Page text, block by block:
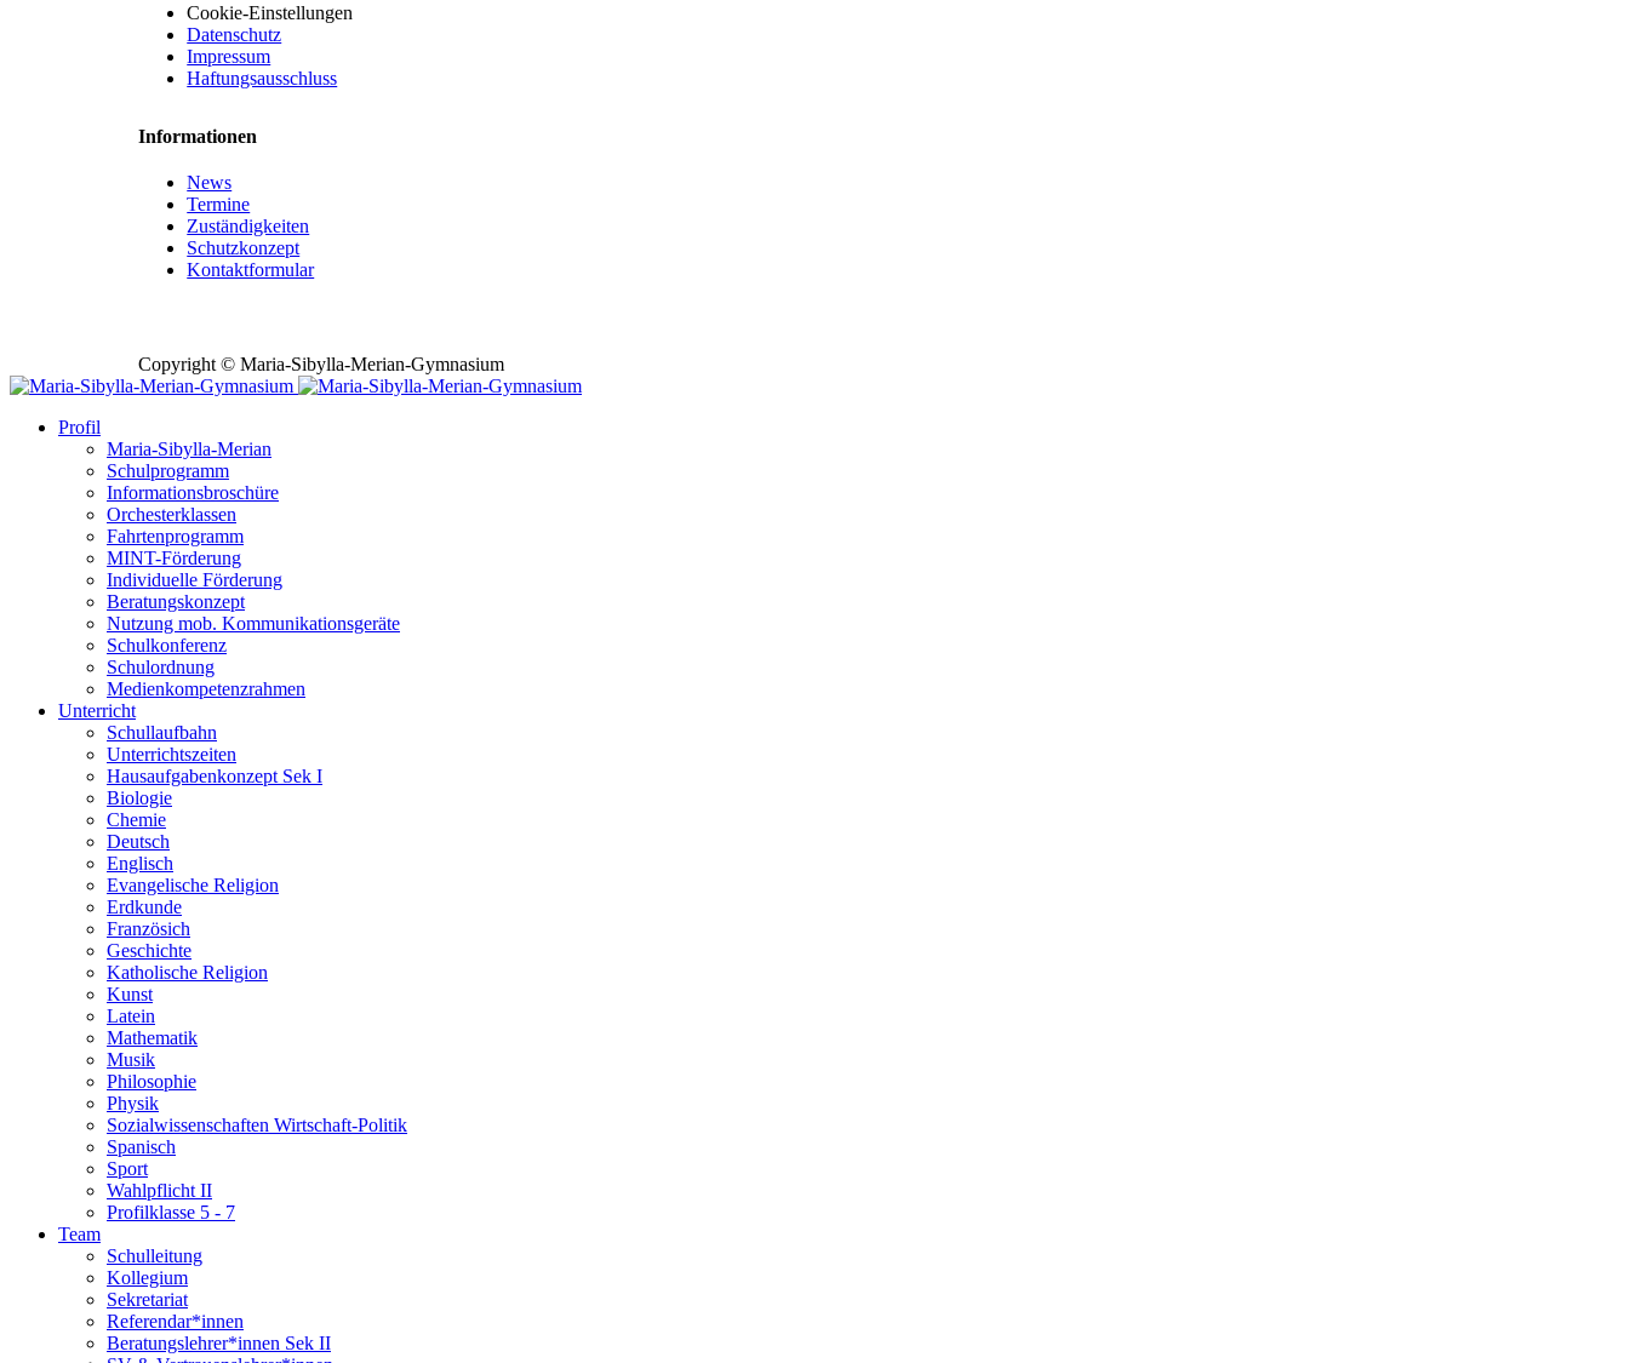
Cookie-Einstellungen
Datenschutz
Impressum
Haftungsausschluss
Informationen
News
Termine
Zuständigkeiten
Schutzkonzept
Kontaktformular
Copyright © Maria-Sibylla-Merian-Gymnasium
Profil
Maria-Sibylla-Merian
Schulprogramm
Informationsbroschüre
Orchesterklassen
Fahrtenprogramm
MINT-Förderung
Individuelle Förderung
Beratungskonzept
Nutzung mob. Kommunikationsgeräte
Schulkonferenz
Schulordnung
Medienkompetenzrahmen
Unterricht
Schullaufbahn
Unterrichtszeiten
Hausaufgabenkonzept Sek I
Biologie
Chemie
Deutsch
Englisch
Evangelische Religion
Erdkunde
Französich
Geschichte
Katholische Religion
Kunst
Latein
Mathematik
Musik
Philosophie
Physik
Sozialwissenschaften Wirtschaft-Politik
Spanisch
Sport
Wahlpflicht II
Profilklasse 5 - 7
Team
Schulleitung
Kollegium
Sekretariat
Referendar*innen
Beratungslehrer*innen Sek II